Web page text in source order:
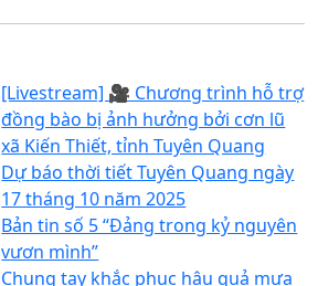
[Livestream] 🎥 Chương trình hỗ trợ
đồng bào bị ảnh hưởng bởi cơn lũ
xã Kiến Thiết, tỉnh Tuyên Quang
Dự báo thời tiết Tuyên Quang ngày
17 tháng 10 năm 2025
Bản tin số 5 “Đảng trong kỷ nguyên
vươn mình”
Chung tay khắc phục hậu quả mưa